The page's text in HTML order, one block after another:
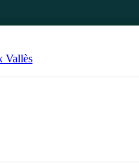
Vallès